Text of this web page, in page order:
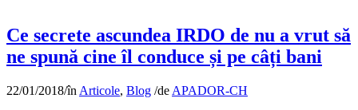
Ce secrete ascundea IRDO de nu a vrut să
ne spună cine îl conduce și pe câți bani
22/01/2018/în Articole, Blog /de APADOR-CH